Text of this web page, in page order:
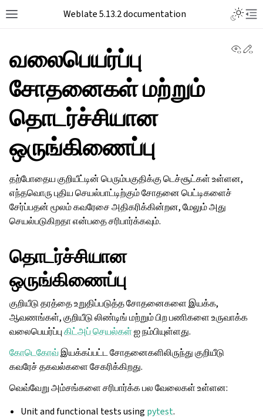
Toggle site navigation sidebar
Weblate 5.13.2 documentation
வலைபெயர்ப்பு
சோதனைகள் மற்றும்
தொடர்ச்சியான
ஒருங்கிணைப்பு
தற்போதைய குறியீட்டின் பெரும்பகுதிக்கு டெச்சூட்கள் உள்ளன,
எந்தவொரு புதிய செயல்பாட்டிற்கும் சோதனை பெட்டிகளைச்
சேர்ப்பதன் மூலம் கவரேசை அதிகரிக்கின்றன, மேலும் அது
செயல்படுகிறதா என்பதை சரிபார்க்கவும்.
தொடர்ச்சியான
ஒருங்கிணைப்பு
குறியீடு தரத்தை உறுதிப்படுத்த சோதனைகளை இயக்க,
ஆவணங்கள், குறியீடு லிண்டிங் மற்றும் பிற பணிகளை உருவாக்க
வலைபெயர்ப்புகிட்அப் செயல்கள்ஐ நம்பியுள்ளது.
கோடெகோவ்இயக்கப்பட்ட சோதனைகளிலிருந்து குறியீடு
கவரேச் தகவல்களை சேகரிக்கிறது.
வெவ்வேறு அம்சங்களை சரிபார்க்க பல வேலைகள் உள்ளன:
Unit and functional tests using pytest.